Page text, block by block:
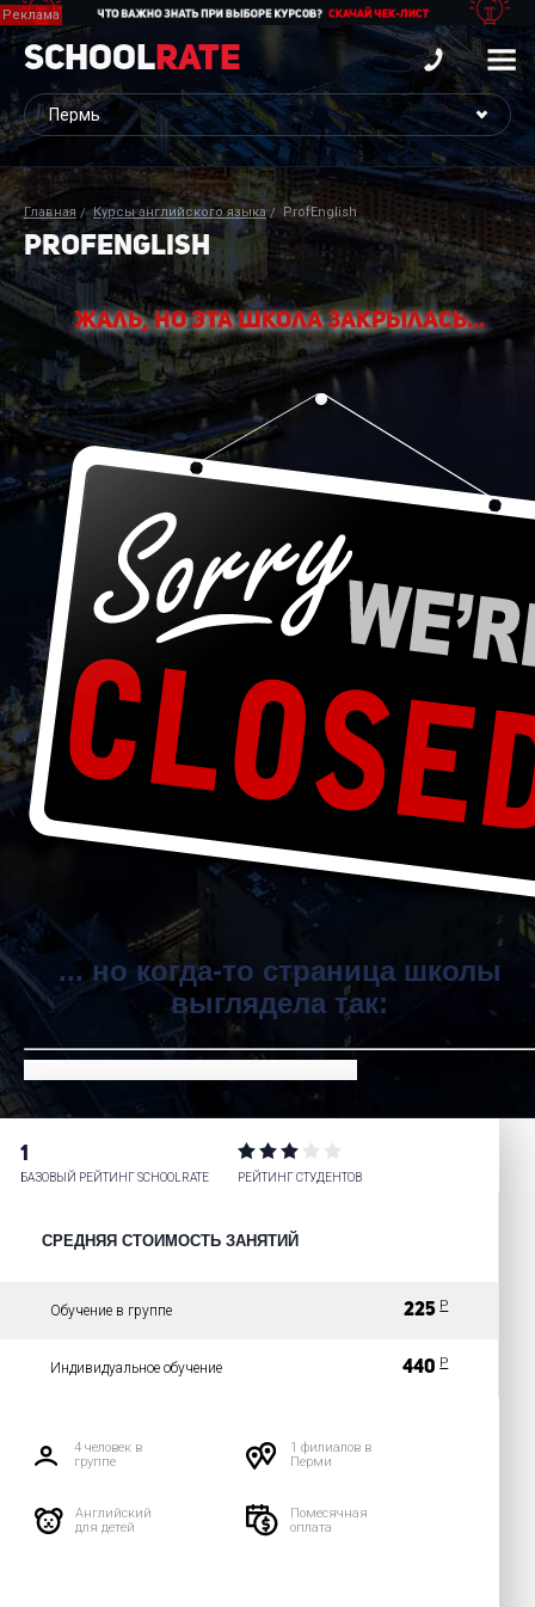
School Rate
Главная Курсы английского языка ProfEnglish
PROFENGLISH
Жаль, но эта школа закрылась...
... но когда-то страница школы
выглядела так:
1
БАЗОВЫЙ РЕЙТИНГ SCHOOLRATE РЕЙТИНГ СТУДЕНТОВ
СРЕДНЯЯ СТОИМОСТЬ ЗАНЯТИЙ
Обучение в группе 225 Р
Индивидуальное обучение 440 Р
4 человек в
группе
1 филиалов в
Перми
Английский
для детей
Помесячная
оплата